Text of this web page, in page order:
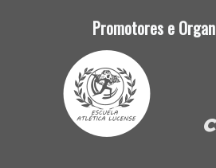
Promotores e